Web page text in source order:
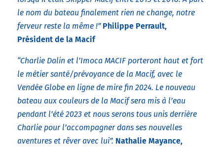
le nom du bateau finalement rien ne change, notre
ferveur reste la même !” Philippe Perrault,
Président de la Macif
“Charlie Dalin et l’Imoca MACIF porteront haut et fort
le métier santé/prévoyance de la Macif, avec le
Vendée Globe en ligne de mire fin 2024. Le nouveau
bateau aux couleurs de la Macif sera mis à l’eau
pendant l’été 2023 et nous serons tous unis derrière
Charlie pour l’accompagner dans ses nouvelles
aventures et rêver avec lui”. Nathalie Mayance,